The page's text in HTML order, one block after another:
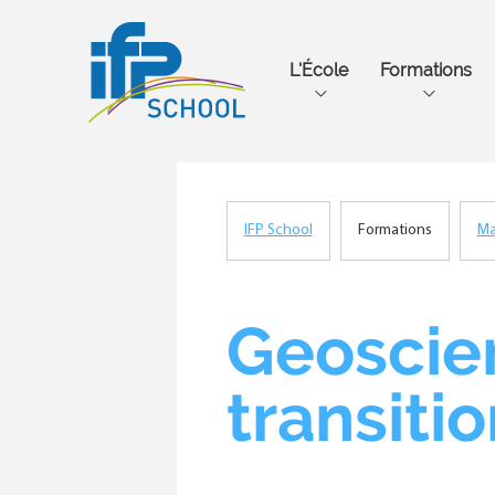
Main
navigation
L'École Formations
Fil
IFP School Formations